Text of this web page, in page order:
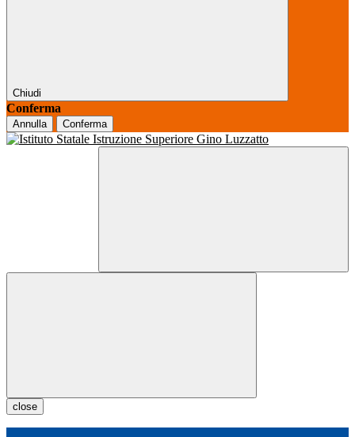
Chiudi
Conferma
Annulla Conferma
close